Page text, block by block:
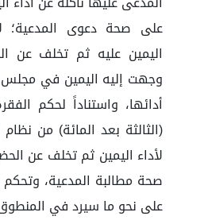
على صحة دعوى المدعية؛
اليمين عليه ثم تخلف
وجهت إليه اليمين في مجلس
أدائها، واستناداً لحكم
(الثالثة بعد المائة) من
لأداء اليمين ثم تخلف عن
صحة مطالبة المدعية، وتحكم
على نحو ما سيرد في